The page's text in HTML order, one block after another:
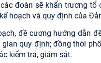
đoàn sẽ khẩn trương tổ
hoạch và quy định của
đề cương hướng dẫn
quy định; đồng thời
kiểm tra, giám sát.